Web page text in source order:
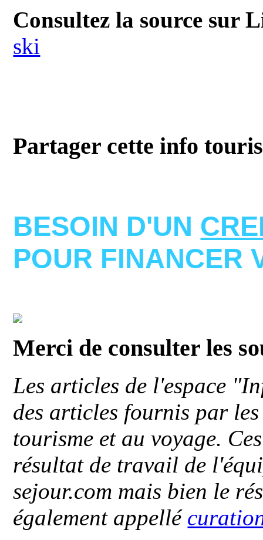
Consultez la source sur
ski
Partager cette info
BESOIN D'UN
POUR FINANCER
Merci de consulter les
Les articles de l'espace
des articles fournis par
tourisme et au voyage.
résultat de travail de
sejour.com mais bien le
également appellé